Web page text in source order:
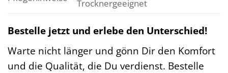
Trocknergeeignet
Bestelle jetzt und erlebe den Unterschied!
Warte nicht länger und gönn Dir den Komfort
und die Qualität, die Du verdienst. Bestelle